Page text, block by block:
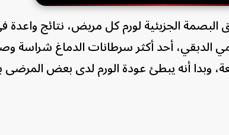
الجزيئية لورم كل مريض، نتائج واعدة
الدبقي، أحد أكثر سرطانات الدماغ شراسة
وبدا أنه يبطئ عودة الورم لدى بعض المرضى